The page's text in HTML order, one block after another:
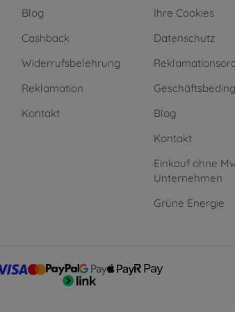
Blog
Cashback
Widerrufsbelehrung
Reklamation
Kontakt
Ihre Cookies
Datenschutz
Blog
Kontakt
Einkauf ohne
Unternehmen
Grüne Energie